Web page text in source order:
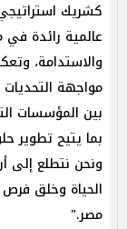
كشريك
عالمية رائدة في
والاستدامة،
مواجهة التحديات
بين المؤسسات
بما يتيح تطوير
ونحن نتطلع
الحياة وخلق
مصر."